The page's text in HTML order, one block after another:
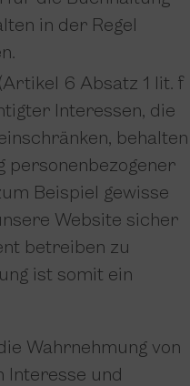
in der Regel
(Artikel 6 Absatz 1 lit. f
Interessen, die
behalten
personenbezogener
Beispiel gewisse
Website sicher
betreiben zu
ist somit ein
Wahrnehmung von
Interesse und